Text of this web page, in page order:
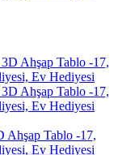
Tablo -17,
Ev Hediyesi